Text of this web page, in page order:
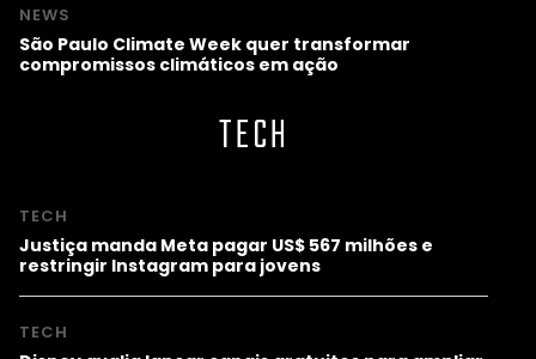
NEWS
São Paulo Climate Week quer transformar
compromissos climáticos em ação
TECH
TECH
Justiça manda Meta pagar US$ 567 milhões e
restringir Instagram para jovens
TECH